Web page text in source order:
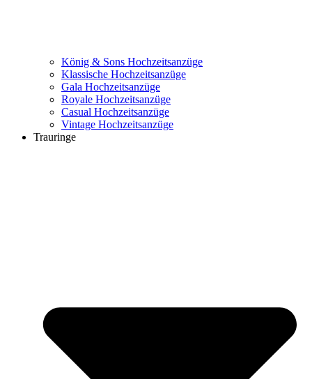
König & Sons Hochzeitsanzüge
Klassische Hochzeitsanzüge
Gala Hochzeitsanzüge
Royale Hochzeitsanzüge
Casual Hochzeitsanzüge
Vintage Hochzeitsanzüge
Trauringe